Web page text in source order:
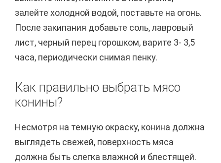
залейте холодной водой, поставьте на огонь.
После закипания добавьте соль, лавровый
лист, черный перец горошком, варите 3- 3,5
часа, периодически снимая пенку.
Как правильно выбрать мясо
конины?
Несмотря на темную окраску, конина должна
выглядеть свежей, поверхность мяса
должна быть слегка влажной и блестящей.